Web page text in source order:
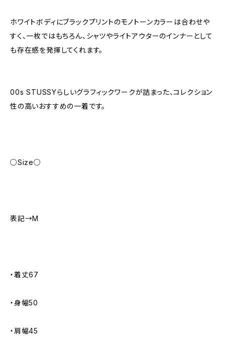
ホワイトボディにブラックプリントのモノトーンカラーは合わせや
すく、一枚ではもちろん、シャツやライトアウターのインナーとして
も存在感を発揮してくれます。
00s STUSSYらしいグラフィックワークが詰まった、コレクション
性の高いおすすめの一着です。
○Size○
表記→M
・着丈67
・身幅50
・肩幅45